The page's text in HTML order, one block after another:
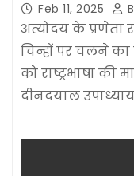
Feb 11, 2025
अंत्योदय के प्रणेता
चिन्हों पर चलने का
को राष्ट्रभाषा की
दीनदयाल उपाध्याय